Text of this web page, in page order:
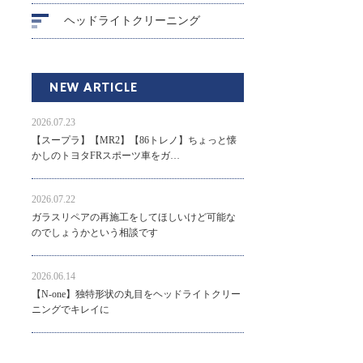
ヘッドライトクリーニング
NEW ARTICLE
2026.07.23
【スープラ】【MR2】【86トレノ】ちょっと懐
かしのトヨタFRスポーツ車をガ…
2026.07.22
ガラスリペアの再施工をしてほしいけど可能な
のでしょうかという相談です
2026.06.14
【N-one】独特形状の丸目をヘッドライトクリー
ニングでキレイに